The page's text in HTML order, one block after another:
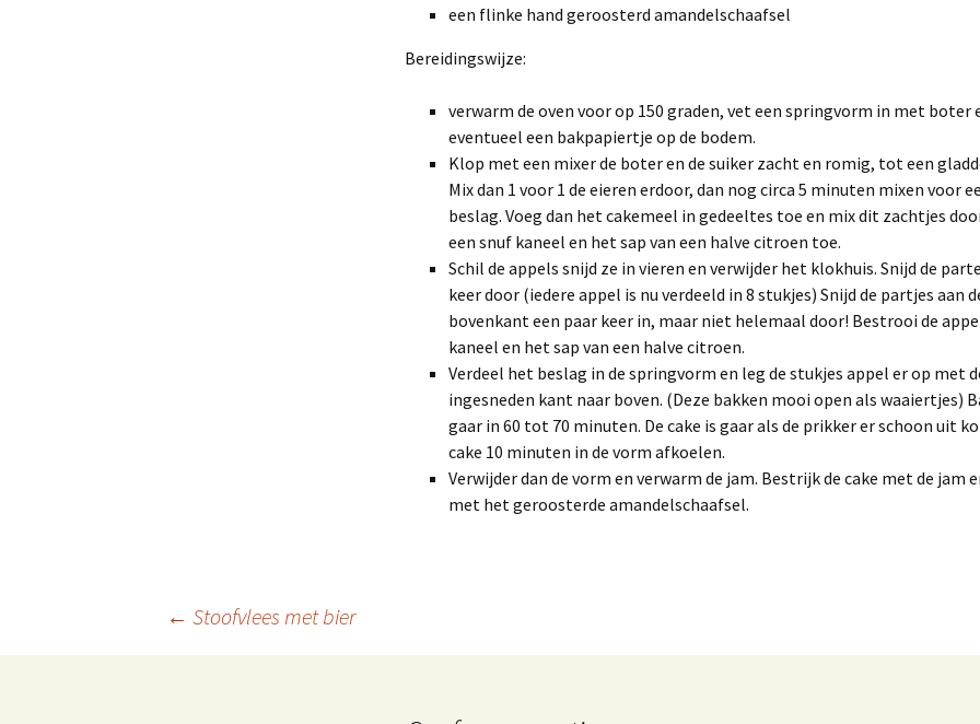
een flinke hand geroosterd amandelschaafsel
Bereidingswijze:
verwarm de oven voor op 150 graden, vet een springvorm in met boter
eventueel een bakpapiertje op de bodem.
Klop met een mixer de boter en de suiker zacht en romig, tot een
Mix dan 1 voor 1 de eieren erdoor, dan nog circa 5 minuten mixen voor
beslag. Voeg dan het cakemeel in gedeeltes toe en mix dit zachtjes
een snuf kaneel en het sap van een halve citroen toe.
Schil de appels snijd ze in vieren en verwijder het klokhuis. Snijd de
keer door (iedere appel is nu verdeeld in 8 stukjes) Snijd de partjes aan
bovenkant een paar keer in, maar niet helemaal door! Bestrooi de
kaneel en het sap van een halve citroen.
Verdeel het beslag in de springvorm en leg de stukjes appel er op met
ingesneden kant naar boven. (Deze bakken mooi open als waaiertjes)
gaar in 60 tot 70 minuten. De cake is gaar als de prikker er schoon uit
cake 10 minuten in de vorm afkoelen.
Verwijder dan de vorm en verwarm de jam. Bestrijk de cake met de jam
met het geroosterde amandelschaafsel.
Berichtnavigatie
← Stoofvlees met bier